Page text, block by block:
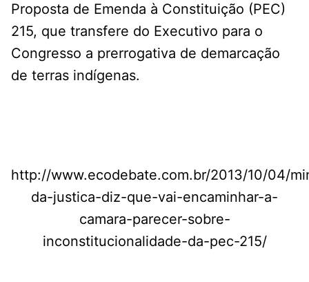
Proposta de Emenda à Constituição (PEC)
215, que transfere do Executivo para o
Congresso a prerrogativa de demarcação
de terras indígenas.
http://www.ecodebate.com.br/2013/10/04/
da-justica-diz-que-vai-encaminhar-a-
camara-parecer-sobre-
inconstitucionalidade-da-pec-215/